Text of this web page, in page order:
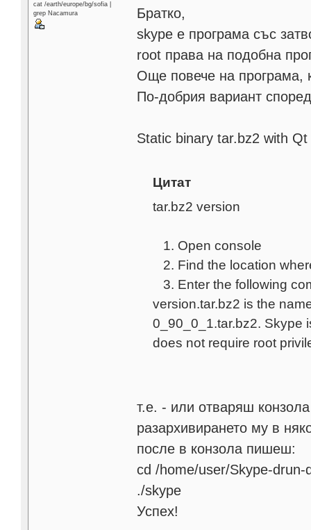
cat /earth/europe/bg/sofia |
grep Nacamura
Братко,
skype е програма със
root права на подобна
Още повече на програма,
По-добрия вариант
Static binary tar.bz2 with
Цитат
tar.bz2 version
1. Open console
2. Find the location
3. Enter the following
version.tar.bz2 is the
0_90_0_1.tar.bz2. Skype
does not require root
т.е. - или отваряш
разархивирането му в
после в конзола пишеш:
cd /home/user/Skype-drun-
./skype
Успех!